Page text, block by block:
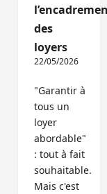
des
loyers
22/05/2026
"Garantir à
tous un
loyer
abordable"
: tout à fait
souhaitable.
Mais c'est